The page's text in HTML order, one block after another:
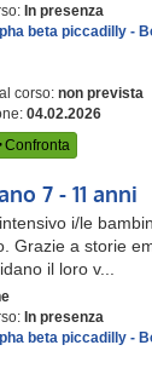
In presenza
beta piccadilly -
corso: non prevista
04.02.2026
Confronta
7 - 11 anni
i/le
Grazie a storie
il loro v...
In presenza
beta piccadilly -